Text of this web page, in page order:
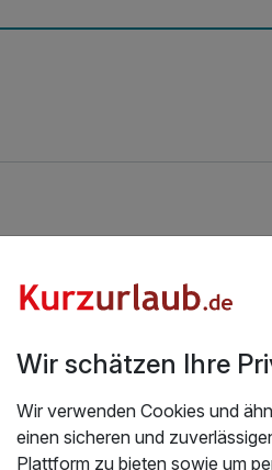
Wir schätzen Ihre
Wir verwenden Cookies und
einen sicheren und
Plattform zu bieten sowie um